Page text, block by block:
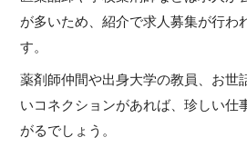
が多いため、紹介で求人募集が行わ
す。
薬剤師仲間や出身大学の教員、お世
いコネクションがあれば、珍しい仕
がるでしょう。